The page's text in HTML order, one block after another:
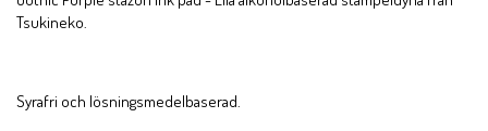
Tsukineko.
Syrafri och lösningsmedelbaserad.